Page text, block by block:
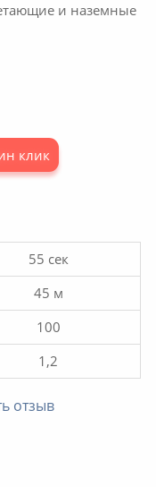
и наземные
клик
55 сек
45 м
100
1,2
отзыв